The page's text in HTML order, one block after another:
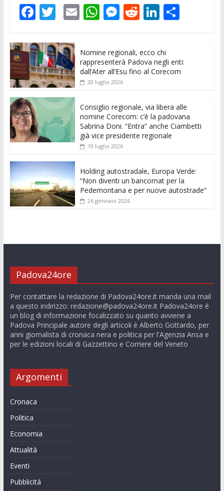
F
ac
e
b
o
o
k
T
w
itt
er
E
m
l
W
h
s
A
p
p
M
e
e
n
g
er
R
e
di
t
Li
n
e
dI
C
di
vi
Nomine regionali, ecco chi
rappresenterà Padova negli enti:
dall’Ater all’Esu fino al Corecom
20 luglio 2026
Consiglio regionale, via libera alle
nomine Corecom: c’è la padovana
Sabrina Doni. “Entra” anche Ciambetti
già vice presidente regionale
19 luglio 2026
Holding autostradale, Europa Verde:
“Non diventi un bancomat per la
Pedemontana e per nuove autostrade”
26 gennaio 2026
Padova24ore
Per contattare la redazione di Padova24ore.it manda una mail
a questo indirizzo: redazione@padova24ore.itPadova24ore è
un blog di informazione focalizzato su quanto avviene a
Padova Principale autore degli articoli è Alberto Gottardo, per
anni giornalista di cronaca nera e politica per l'Agenzia Ansa e
per le edizioni locali di Gazzettino e Corriere del Veneto
Argomenti
Cronaca
Politica
Economia
Attualità
Eventi
Pubblicità